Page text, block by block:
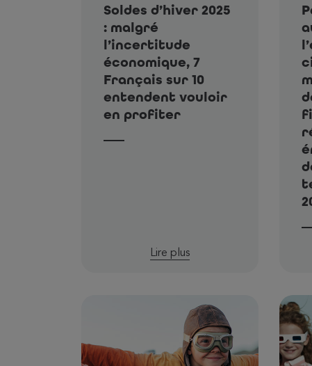
Soldes d’hiver 2025
: malgré
l’incertitude
économique, 7
Français sur 10
entendent vouloir
en profiter
Lire plus